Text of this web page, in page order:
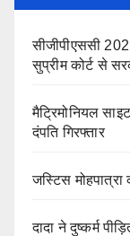
सीजीपीएससी
सुप्रीम कोर्ट से
मैट्रिमोनियल
दंपति गिरफ्तार
जस्टिस मोहपात्रा
दादा ने दुष्कर्म